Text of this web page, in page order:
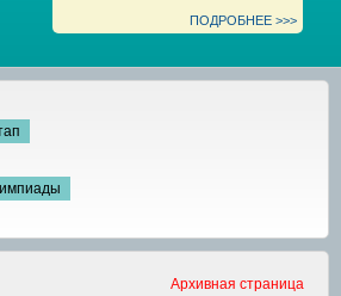
ПОДРОБНЕЕ >>>
Архивная страница